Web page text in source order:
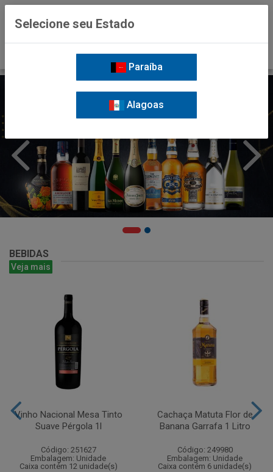
BEBIDAS
Veja mais
Vinho Nacional Mesa Tinto
Suave Pérgola 1l
Código: 251627
Embalagem: Unidade
Caixa contém 12 unidade(s)
Cachaça Matuta Flor de
Banana Garrafa 1 Litro
Código: 249980
Embalagem: Unidade
Caixa contém 6 unidade(s)
Selecione seu Estado
Paraíba
Alagoas